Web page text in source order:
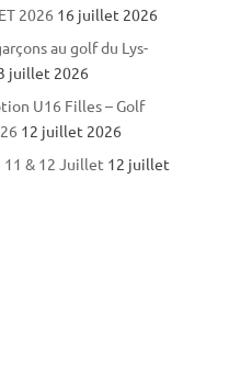
2026 16 juillet 2026
au golf du Lys-
juillet 2026
U16 Filles – Golf
12 juillet 2026
11 & 12 Juillet 12 juillet